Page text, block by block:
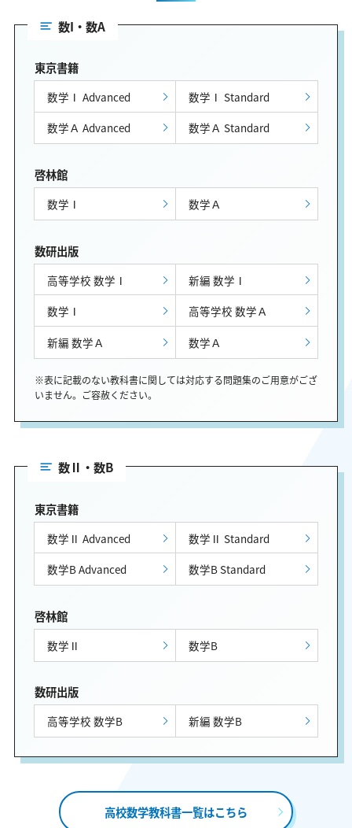
数I・数A
東京書籍
数学Ⅰ Advanced
数学Ⅰ Standard
数学Ａ Advanced
数学Ａ Standard
啓林館
数学Ⅰ 数学Ａ
数研出版
高等学校 数学Ⅰ
新編 数学Ⅰ
数学Ⅰ
高等学校 数学Ａ
新編 数学Ａ
数学Ａ
※表に記載のない教科書に関しては対応する問題集のご用意がござ
いません。ご容赦ください。
数Ⅱ・数B
東京書籍
数学Ⅱ Advanced
数学Ⅱ Standard
数学B Advanced
数学B Standard
啓林館
数学Ⅱ 数学B
数研出版
高等学校 数学B 新編 数学B
高校数学教科書一覧はこちら